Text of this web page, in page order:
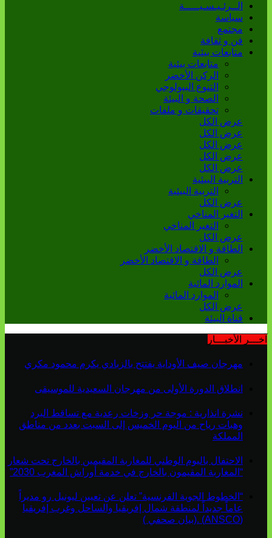
الــرئـيـسـيـــــة
سياسة
مجتمع
فن و ثقافة
متابعات بيئية
متابعات بيئية
الركن الأخضر
التنوع البيولوجي
الصحة و البيئة
تحقيقات و ملفات
عرض الكل
عرض الكل
عرض الكل
عرض الكل
عرض الكل
التربية البيئية
التربية البيئية
عرض الكل
التغير المناخي
التغير المناخي
عرض الكل
الطاقة و الاقتصاد الأخضر
الطاقة و الاقتصاد الأخضر
عرض الكل
الموارد المائية
الموارد المائية
عرض الكل
قناة البيئة
آخـــر الأخبـــار
مهرجان صيف الأوداية يفتتح بالزبادي يكرم محمود مكري
انطلاق الدورة الأولى من مهرجان السعيدية للموسيقى
نشرة انذارية : موجة حر وزخات رعدية مع تساقط البرد
وهبات رياح من اليوم الخميس إلى السبت بعدد من مناطق
المملكة
الاحتفال باليوم الوطني للمغاربة المقيمين بالخارج تحت شعار
“المغاربة المقيمون بالخارج في خدمة أوراش المغرب 2030”
“الخطوط الجوية الفرنسية” تعلن عن تعيين ليونيل رو مديراً
عاماً جديداً لمنطقة شمال إفريقيا والساحل وغرب إفريقيا
(ANSCO) .(بيان صحفي )